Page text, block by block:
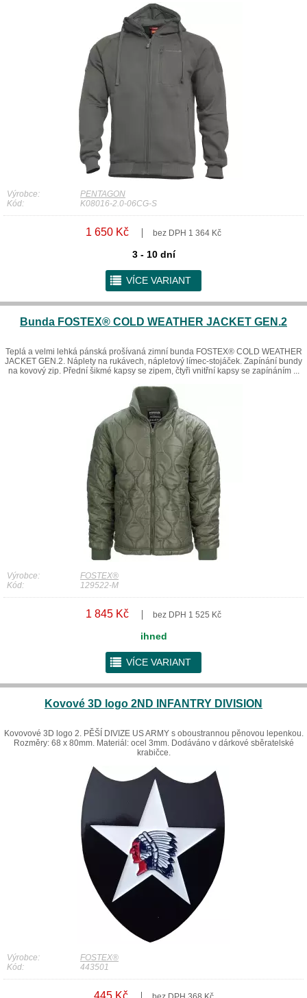
Výrobce:
PENTAGON
Kód:
K08016-2.0-06CG-S
1 650 Kč bez DPH 1 364 Kč
3 - 10 dní
r VÍCE VARIANT
Bunda FOSTEX® COLD WEATHER JACKET GEN.2
Teplá a velmi lehká pánská prošívaná zimní bunda FOSTEX® COLD WEATHER
JACKET GEN.2. Náplety na rukávech, nápletový límec-stojáček. Zapínání bundy
na kovový zip. Přední šikmé kapsy se zipem, čtyři vnitřní kapsy se zapínáním ...
Výrobce:
FOSTEX®
Kód:
129522-M
1 845 Kč bez DPH 1 525 Kč
ihned
r VÍCE VARIANT
Kovové 3D logo 2ND INFANTRY DIVISION
Kovovové 3D logo 2. PĚŠÍ DIVIZE US ARMY s oboustrannou pěnovou lepenkou.
Rozměry: 68 x 80mm. Materiál: ocel 3mm. Dodáváno v dárkové sběratelské
krabičce.
Výrobce:
FOSTEX®
Kód:
443501
445 Kč